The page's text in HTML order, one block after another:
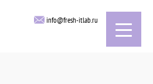
info@fresh-itlab.ru